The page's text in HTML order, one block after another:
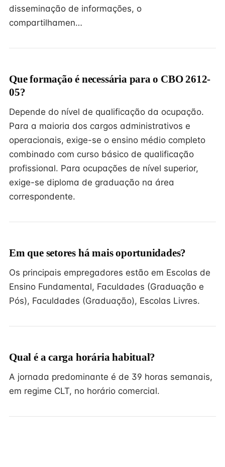
disseminação de informações, o
compartilhamen…
Que formação é necessária para o CBO 2612-
05?
Depende do nível de qualificação da ocupação.
Para a maioria dos cargos administrativos e
operacionais, exige-se o ensino médio completo
combinado com curso básico de qualificação
profissional. Para ocupações de nível superior,
exige-se diploma de graduação na área
correspondente.
Em que setores há mais oportunidades?
Os principais empregadores estão em Escolas de
Ensino Fundamental, Faculdades (Graduação e
Pós), Faculdades (Graduação), Escolas Livres.
Qual é a carga horária habitual?
A jornada predominante é de 39 horas semanais,
em regime CLT, no horário comercial.